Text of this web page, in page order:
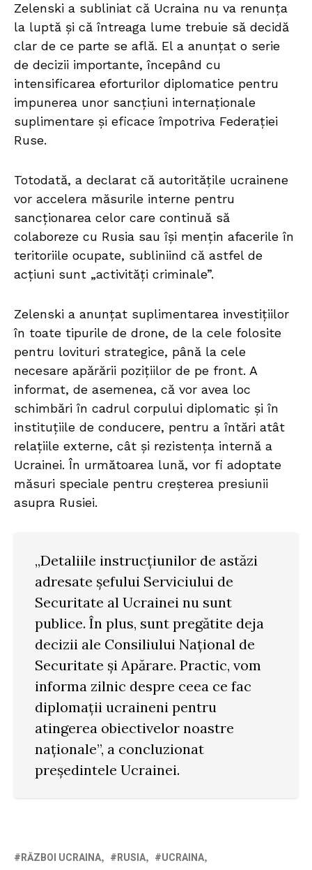
Zelenski a subliniat că Ucraina nu va renunța
la luptă și că întreaga lume trebuie să decidă
clar de ce parte se află. El a anunțat o serie
de decizii importante, începând cu
intensificarea eforturilor diplomatice pentru
impunerea unor sancțiuni internaționale
suplimentare și eficace împotriva Federației
Ruse.
Totodată, a declarat că autoritățile ucrainene
vor accelera măsurile interne pentru
sancționarea celor care continuă să
colaboreze cu Rusia sau își mențin afacerile în
teritoriile ocupate, subliniind că astfel de
acțiuni sunt „activități criminale”.
Zelenski a anunțat suplimentarea investițiilor
în toate tipurile de drone, de la cele folosite
pentru lovituri strategice, până la cele
necesare apărării pozițiilor de pe front. A
informat, de asemenea, că vor avea loc
schimbări în cadrul corpului diplomatic și în
instituțiile de conducere, pentru a întări atât
relațiile externe, cât și rezistența internă a
Ucrainei. În următoarea lună, vor fi adoptate
măsuri speciale pentru creșterea presiunii
asupra Rusiei.
„Detaliile instrucțiunilor de astăzi
adresate șefului Serviciului de
Securitate al Ucrainei nu sunt
publice. În plus, sunt pregătite deja
decizii ale Consiliului Național de
Securitate și Apărare. Practic, vom
informa zilnic despre ceea ce fac
diplomații ucraineni pentru
atingerea obiectivelor noastre
naționale”, a concluzionat
președintele Ucrainei.
RĂZBOI UCRAINA RUSIA UCRAINA